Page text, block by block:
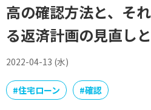
高の確認方法と、そ
る返済計画の見直し
2022-04-13 (水)
#住宅ローン #確認